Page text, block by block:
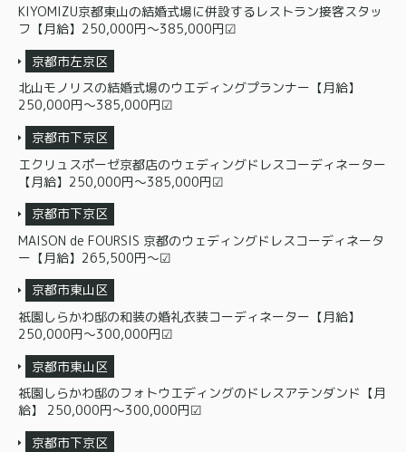
KIYOMIZU京都東山の結婚式場に併設するレストラン接客スタッ
フ【月給】250,000円～385,000円☑
京都市左京区
北山モノリスの結婚式場のウエディングプランナー【月給】
250,000円〜385,000円☑
京都市下京区
エクリュスポーゼ京都店のウェディングドレスコーディネーター
【月給】250,000円〜385,000円☑
京都市下京区
MAISON de FOURSIS 京都のウェディングドレスコーディネータ
ー【月給】265,500円～☑
京都市東山区
祇園しらかわ邸の和装の婚礼衣装コーディネーター【月給】
250,000円～300,000円☑
京都市東山区
祇園しらかわ邸のフォトウエディングのドレスアテンダンド【月
給】 250,000円～300,000円☑
京都市下京区